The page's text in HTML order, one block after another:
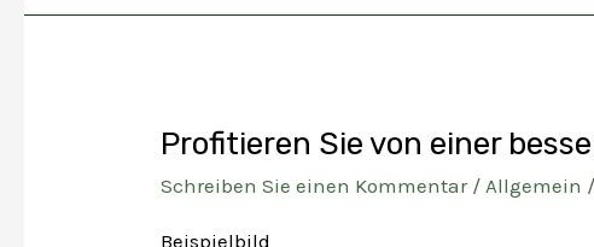
Profitieren Sie von einer
Schreiben Sie einen Kommentar / Allgemein
Beispielbild